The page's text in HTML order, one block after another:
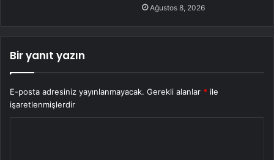
Ağustos 8, 2026
Bir yanıt yazın
E-posta adresiniz yayınlanmayacak. Gerekli alanlar * ile
işaretlenmişlerdir